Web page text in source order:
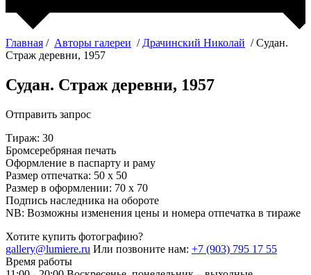
Главная / Авторы галереи / Драчинский Николай / Судан.
Страж деревни, 1957
Судан. Страж деревни, 1957
Отправить запрос
Тираж: 30
Бромсеребряная печать
Оформление в паспарту и раму
Размер отпечатка: 50 х 50
Размер в оформлении: 70 х 70
Подпись наследника на обороте
NB: Возможны изменения цены и номера отпечатка в тираже
Хотите купить фотографию?
gallery@lumiere.ru Или позвоните нам: +7 (903) 795 17 55
Время работы